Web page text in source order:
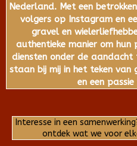
Nederland. Met een
volgers op Instagram en
gravel en
authentieke manier om hun
diensten onder de aandacht
staan bij mij in het teken
en een
Interesse in een
ontdek wat we voor